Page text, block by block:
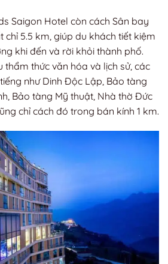
Saigon Hotel còn cách Sân bay
chỉ 5.5 km, giúp du khách tiết kiệm
khi đến và rời khỏi thành phố.
thẩm thức văn hóa và lịch sử, các
như Dinh Độc Lập, Bảo tàng
Bảo tàng Mỹ thuật, Nhà thờ Đức
chỉ cách đó trong bán kính 1 km.